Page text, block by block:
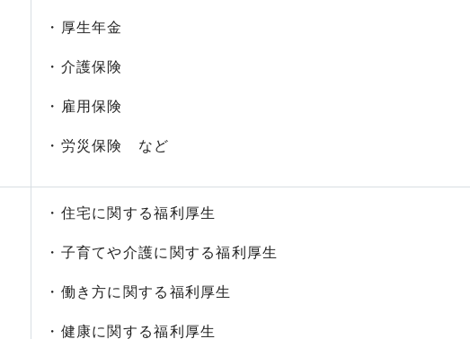
・厚生年金
・介護保険
・雇用保険
・労災保険 など
・住宅に関する福利厚生
・子育てや介護に関する福利厚生
・働き方に関する福利厚生
・健康に関する福利厚生